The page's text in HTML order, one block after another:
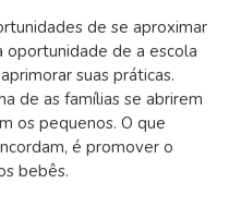
de se aproximar
oportunidade de a escola
suas práticas.
de as famílias se abrirem
os pequenos. O que
é promover o
bebês.